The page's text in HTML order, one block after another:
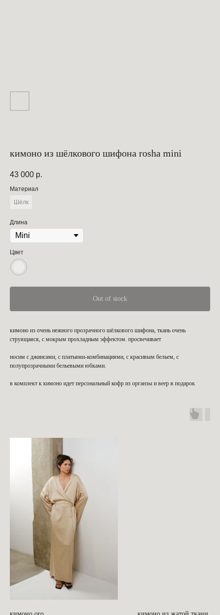
кимоно из шёлкового шифона rosha mini
43 000 р.
Материал
Шёлк
Длина
Цвет
Out of stock
кимоно из очень нежного прозрачного шёлкового шифона, ткань очень
струящаяся, с мокрым прохладным эффектом. просвечивает
носим с джинсами, с платьями-комбинациями, с красивым бельем, с
полупрозрачными бельевыми юбками.
в комплект к кимоно идет персональный кофр из органзы и веер в подарок